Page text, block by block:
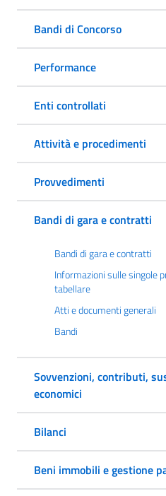
Bandi di Concorso
Performance
Enti controllati
Attività e procedimenti
Provvedimenti
Bandi di gara e contratti
Bandi di gara e contratti
Informazioni sulle singole
tabellare
Atti e documenti generali
Bandi
Sovvenzioni, contributi,
economici
Bilanci
Beni immobili e gestione